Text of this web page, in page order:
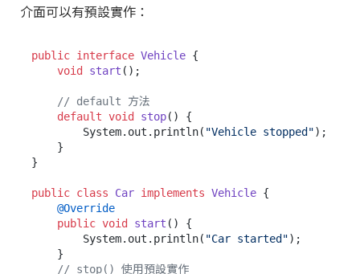
介面可以有預設實作：
public interface Vehicle {
void
start () ;
// default 方法
default void stop()
{
        System.out.println(
"Vehicle stopped");
}
public class Car implements Vehicle {
@Override
public void start ()
{
        System.out.println(
"Car started");
// stop() 使用預設實作